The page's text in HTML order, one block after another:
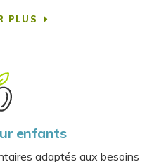
PLUS
enfants
adaptés aux besoins